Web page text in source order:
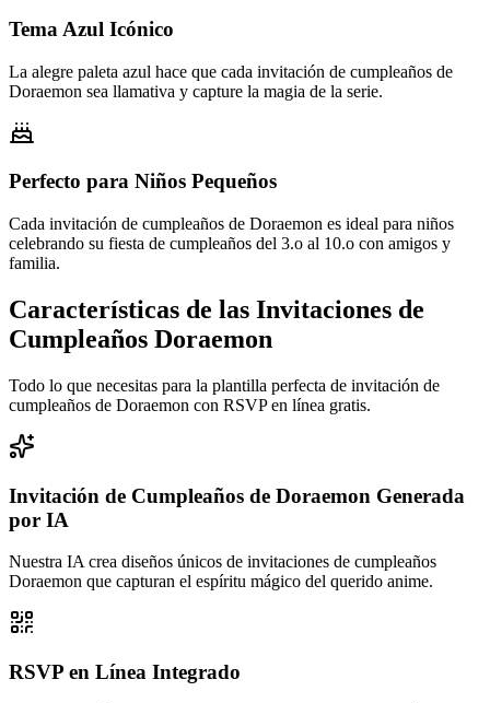
Tema Azul Icónico
La alegre paleta azul hace que cada invitación de cumpleaños de
Doraemon sea llamativa y capture la magia de la serie.
Perfecto para Niños Pequeños
Cada invitación de cumpleaños de Doraemon es ideal para niños
celebrando su fiesta de cumpleaños del 3.o al 10.o con amigos y
familia.
Características de las Invitaciones de
Cumpleaños Doraemon
Todo lo que necesitas para la plantilla perfecta de invitación de
cumpleaños de Doraemon con RSVP en línea gratis.
Invitación de Cumpleaños de Doraemon Generada
por IA
Nuestra IA crea diseños únicos de invitaciones de cumpleaños
Doraemon que capturan el espíritu mágico del querido anime.
RSVP en Línea Integrado